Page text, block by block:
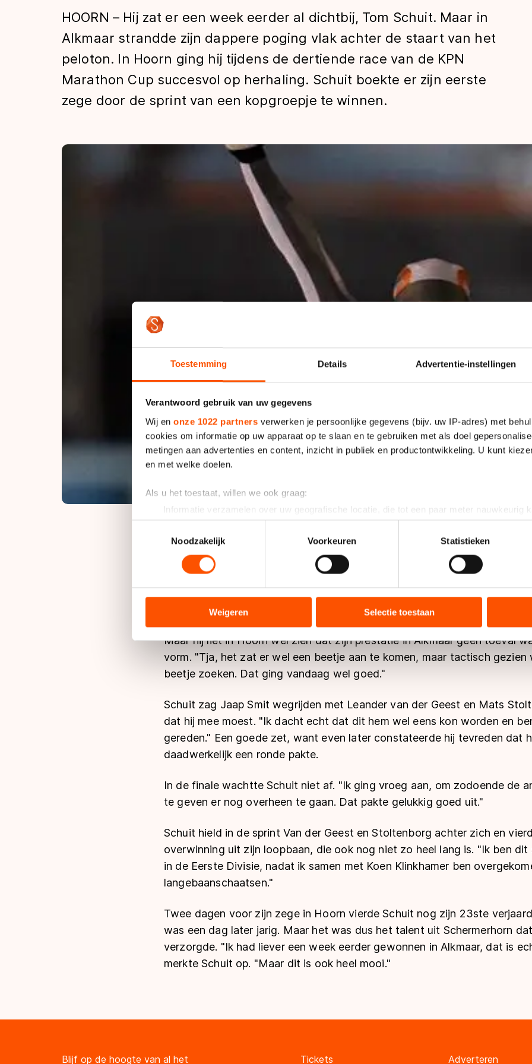
Toestemming Details Advertentie-instellingen
Verantwoord gebruik van uw gegevens
Wij en onze 1022 partners verwerken je persoonlijke gegevens (bijv. uw IP-adres) met
cookies om informatie op uw apparaat op te slaan en te gebruiken met als doel
metingen aan advertenties en content, inzicht in publiek en productontwikkeling. U kunt
en met welke doelen.
Als u het toestaat, willen we ook graag:
Informatie verzamelen over uw geografische locatie, die tot een paar meter nauwkeurig
Uw apparaat identificeren door het actief te scannen op specifieke eigenschappen
Lees meer over hoe uw persoonlijke gegevens worden verwerkt en stel uw voorkeuren in het
toestemming op elk moment wijzigen of intrekken in de Cookieverklaring.
analyseren. We delen informatie over uw gebruik van onze site met onze partners voor
analyse. Zij kunnen deze combineren met andere gegevens die u aan hen heeft verstrekt of
hun services. Sommige partners kunnen gegevens doorgeven aan landen buiten de EU,
adequaat beschermingsniveau geldt volgens de GDPR. Door op ‘Toestaan’ te klikken, stemt
Meer informatie vindt u in ons cookiebeleid.
Noodzakelijk
Voorkeuren Statistieken
Weigeren Selectie toestaan
Tijden & historie
De weg op
Schaatsfans
Olympische Spelen
HOORN – Hij zat er een week eerder al dichtbij, Tom Schuit. Maar in
Alkmaar strandde zijn dappere poging vlak achter de staart van het
peloton. In Hoorn ging hij tijdens de dertiende race van de KPN
Marathon Cup succesvol op herhaling. Schuit boekte er zijn eerste
zege door de sprint van een kopgroepje te winnen.
Nee, hij had zijn ploeggenoten een week eerder niet op hun donder
gewoon miscommunicatie."
Maar hij liet in Hoorn wel zien dat zijn prestatie in Alkmaar geen toeval
vorm. "Tja, het zat er wel een beetje aan te komen, maar tactisch gezien
beetje zoeken. Dat ging vandaag wel goed."
Schuit zag Jaap Smit wegrijden met Leander van der Geest en Mats
dat hij mee moest. "Ik dacht echt dat dit hem wel eens kon worden en
gereden." Een goede zet, want even later constateerde hij tevreden dat
daadwerkelijk een ronde pakte.
In de finale wachtte Schuit niet af. "Ik ging vroeg aan, om zodoende de
te geven er nog overheen te gaan. Dat pakte gelukkig goed uit."
Schuit hield in de sprint Van der Geest en Stoltenborg achter zich en
overwinning uit zijn loopbaan, die ook nog niet zo heel lang is. "Ik ben dit
in de Eerste Divisie, nadat ik samen met Koen Klinkhamer ben
langebaanschaatsen."
Twee dagen voor zijn zege in Hoorn vierde Schuit nog zijn 23ste
was een dag later jarig. Maar het was dus het talent uit Schermerhorn
verzorgde. "Ik had liever een week eerder gewonnen in Alkmaar, dat is
merkte Schuit op. "Maar dit is ook heel mooi."
Blijf op de hoogte van al het Tickets Adverteren